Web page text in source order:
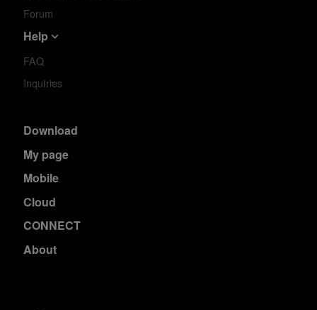
Forum
Help
FAQ
Inquiries
Download
My page
Mobile
Cloud
CONNECT
About